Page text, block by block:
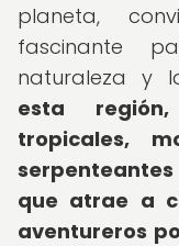
planeta,
fascinante
naturaleza y
esta
tropicales,
que atrae a
aventureros